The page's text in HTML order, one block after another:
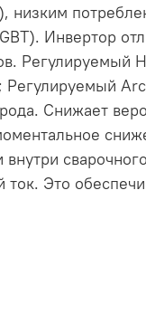
низким
Инвертор
Снижает
Это